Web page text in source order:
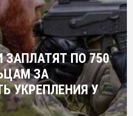
ПО 750
ЗА
УКРЕПЛЕНИЯ У